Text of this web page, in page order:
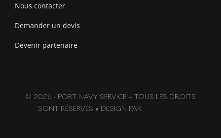
Nous contacter
Demander un devis
Devenir partenaire
© 2026 - PORT NAVY SERVICE – TOUS LES DROITS
SONT RÉSERVÉS • DESIGN PAR